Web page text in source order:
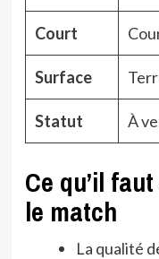
Court
Surface
Statut À
Ce qu’il
le match
La qualité